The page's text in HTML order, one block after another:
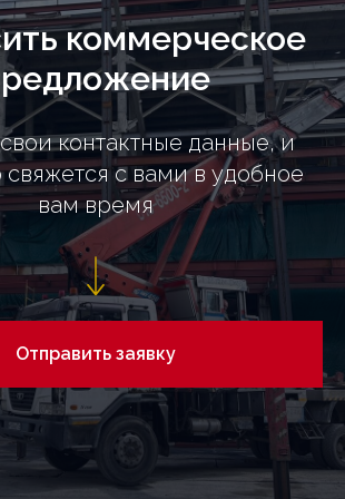
коммерческое
контактные данные, и
с вами в удобное
вам время
Отправить заявку